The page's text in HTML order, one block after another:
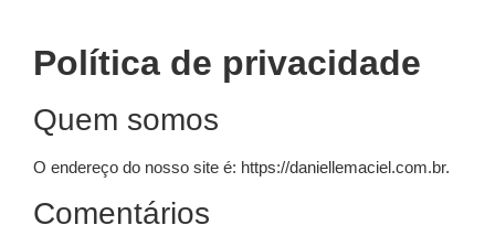
Política de privacidade
Quem somos
O endereço do nosso site é: https://daniellemaciel.com.br.
Comentários